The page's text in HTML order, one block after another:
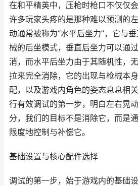
在和平精英中，压枪时枪口不仅仅
许多玩家头疼的是那种难以预测的
动通常被称为“水平后坐力”，它与
械的后坐模式，垂直后坐力可以通
消，而水平后坐力由于其随机性，
拉来完全消除，它的出现与枪械本
配，以及游戏内角色的姿态息息相
行有效调试的第一步，明白左右晃
分，我们的目标不是消除它，而是
限度地控制与补偿它。
基础设置与核心配件选择
调试的第一步，始于游戏内的基础